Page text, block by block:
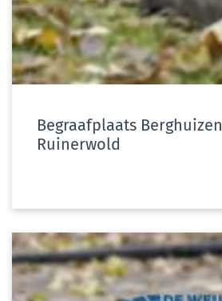
Begraafplaats Berghuizen
Ruinerwold